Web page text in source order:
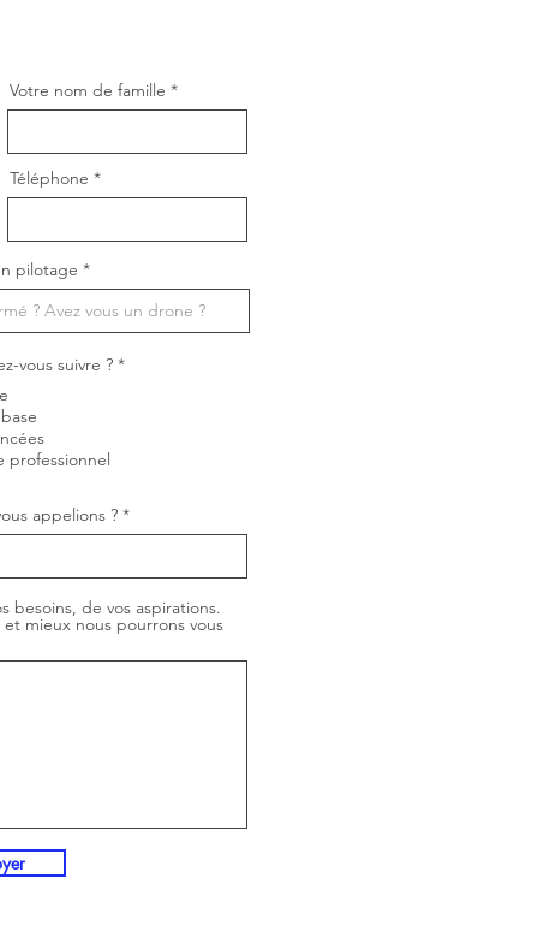
Votre nom de famille
Téléphone
pilotage
vous suivre ? *O
r
e
professionnel
appelions ?
besoins, de vos aspirations.
mieux nous pourrons vous